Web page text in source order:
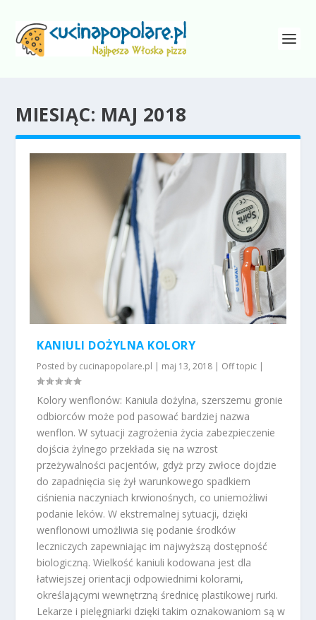
MIESIĄC: MAJ 2018
KANIULI DOŻYLNA KOLORY
Posted by cucinapopolare.pl | maj 13, 2018 | Off topic |
Kolory wenflonów: Kaniula dożylna, szerszemu gronie
odbiorców może pod pasować bardziej nazwa
wenflon. W sytuacji zagrożenia życia zabezpieczenie
dojścia żylnego przekłada się na wzrost
przeżywalności pacjentów, gdyż przy zwłoce dojdzie
do zapadnięcia się żył warunkowego spadkiem
ciśnienia naczyniach krwionośnych, co uniemożliwi
podanie leków. W ekstremalnej sytuacji, dzięki
wenflonowi umożliwia się podanie środków
leczniczych zapewniając im najwyższą dostępność
biologiczną. Wielkość kaniuli kodowana jest dla
łatwiejszej orientacji odpowiednimi kolorami,
określającymi wewnętrzną średnicę plastikowej rurki.
Lekarze i pielęgniarki dzięki takim oznakowaniom są w